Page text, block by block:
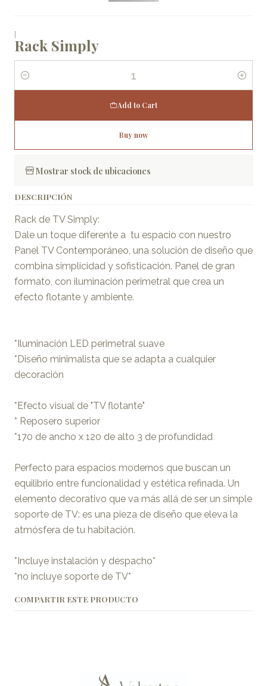
|
Rack Simply
Quantity
Add to Cart
Buy now
Mostrar stock de ubicaciones
DESCRIPCIÓN
Rack de TV Simply:
Dale un toque diferente a tu espacio con nuestro
Panel TV Contemporáneo, una solución de diseño que
combina simplicidad y sofisticación. Panel de gran
formato, con iluminación perimetral que crea un
efecto flotante y ambiente.
*Iluminación LED perimetral suave
*Diseño minimalista que se adapta a cualquier
decoración
*Efecto visual de "TV flotante"
* Reposero superior
*170 de ancho x 120 de alto 3 de profundidad
Perfecto para espacios modernos que buscan un
equilibrio entre funcionalidad y estética refinada. Un
elemento decorativo que va más allá de ser un simple
soporte de TV: es una pieza de diseño que eleva la
atmósfera de tu habitación.
*Incluye instalación y despacho*
*no incluye soporte de TV*
COMPARTIR ESTE PRODUCTO